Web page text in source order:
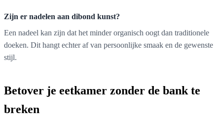
Zijn er nadelen aan dibond kunst?
Een nadeel kan zijn dat het minder organisch oogt dan traditionele
doeken. Dit hangt echter af van persoonlijke smaak en de gewenste
stijl.
Betover je eetkamer zonder de bank te
breken